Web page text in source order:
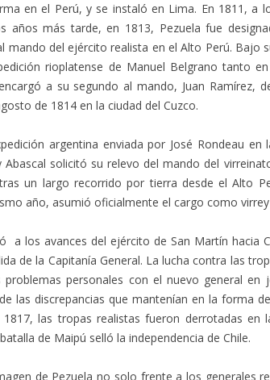
en el Perú, y se instaló en Lima. En 1811, a
años más tarde, en 1813, Pezuela fue
mando del ejército realista en el Alto Perú. Bajo
rioplatense de Manuel Belgrano tanto en
a su segundo al mando, Juan Ramírez,
de 1814 en la ciudad del Cuzco.
argentina enviada por José Rondeau en
Abascal solicitó su relevo del mando del
un largo recorrido por tierra desde el Alto
año, asumió oficialmente el cargo como virrey
a los avances del ejército de San Martín hacia
de la Capitanía General. La lucha contra las
personales con el nuevo general en
las discrepancias que mantenían en la forma
1817, las tropas realistas fueron derrotadas en
de Maipú selló la independencia de Chile.
de Pezuela no solo frente a los generales